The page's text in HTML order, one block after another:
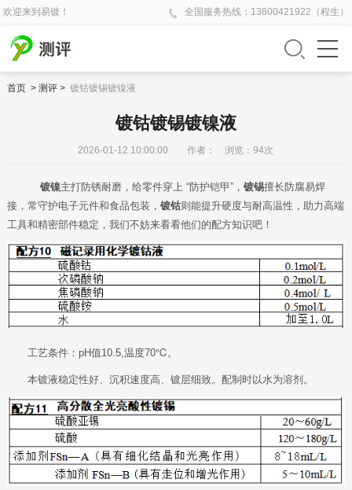
欢迎来到易镀！ 全国 服务热线： 13600421922（程生）
首页> 测评> 镀钴镀锡镀镍液
镀钴镀锡镀镍液
2026-01-12 10:00:00 作者： 浏览：94次
镀镍主打防锈耐磨，给零件穿上 “防护铠甲”， 镀锡擅长防腐易焊
接，常守护电子元件和食品包装， 镀钴则能提升硬度与耐高温性，助力高端
工具和精密部件稳定，我们不妨来看看他们的配方知识吧！
工艺条件：pH值10.5,温度70℃。
本镀液稳定性好、沉积速度高、镀层细致。配制时以水为溶剂。